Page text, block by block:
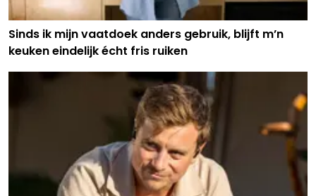
Sinds ik mijn vaatdoek anders gebruik, blijft m’n
keuken eindelijk écht fris ruiken